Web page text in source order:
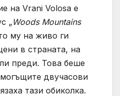
на Vrani Volosa е
„Woods Mountains
му на живо ги
в страната, на
преди. Това беше
двучасови
тази обиколка.